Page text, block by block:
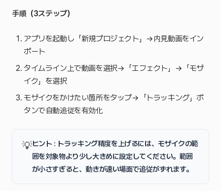
手順（3ステップ）
アプリを起動し「新規プロジェクト」→内見動画をイン
ポート
タイムライン上で動画を選択→「エフェクト」→「モザ
イク」を選択
モザイクをかけたい箇所をタップ→「トラッキング」ボ
タンで自動追従を有効化
💡ヒント : トラッキング精度を上げるには、モザイクの範
囲を対象物より少し大きめに設定してください。範囲
が小さすぎると、動きが速い場面で追従がずれます。